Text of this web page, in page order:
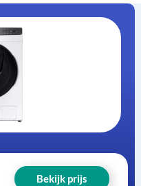
Bekijk prijs